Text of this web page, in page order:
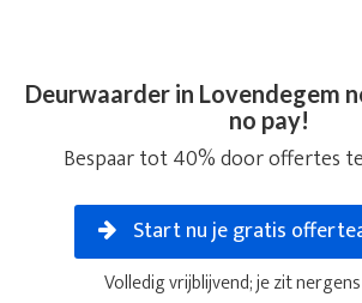
Deurwaarder in Lovendegem
no pay!
Bespaar tot 40% door offertes
Start nu je gratis
Volledig vrijblijvend; je zit